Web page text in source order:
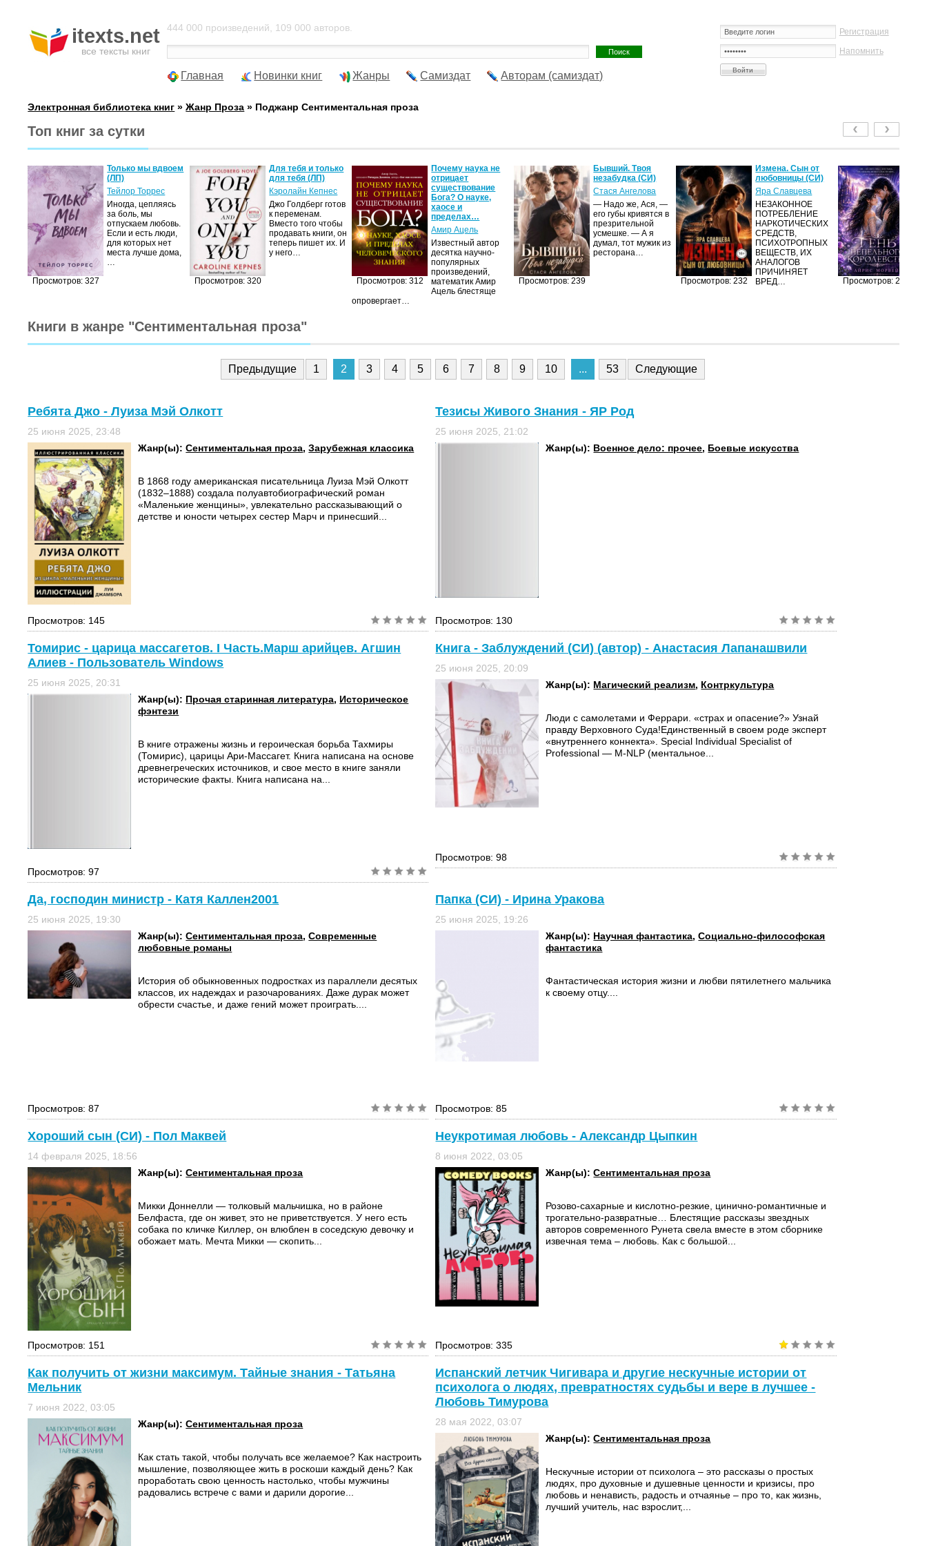
itexts.net
все тексты книг
Регистрация
Напомнить
444 000 произведений, 109 000 авторов.
Главная Новинки книг Жанры Самиздат Авторам (самиздат)
Электронная библиотека книг »Жанр Проза » Поджанр Сентиментальная проза
Топ книг за сутки
Просмотров: 327
Только мы вдвоем
(ЛП)
Тейлор Торрес
Иногда, цепляясь
за боль, мы
отпускаем любовь.
Если и есть люди,
для которых нет
места лучше дома,
…
Просмотров: 320
Для тебя и только
для тебя (ЛП)
Кэролайн Кепнес
Джо Голдберг готов
к переменам.
Вместо того чтобы
продавать книги, он
теперь пишет их. И
у него…
Просмотров: 312
Почему наука не
отрицает
существование
Бога? О науке,
хаосе и
пределах…
Амир Ацель
Известный автор
десятка научно-
популярных
произведений,
математик Амир
Ацель блестяще
опровергает…
Просмотров: 239
Бывший. Твоя
незабудка (СИ)
Стася Ангелова
— Надо же, Ася, —
его губы кривятся в
презрительной
усмешке. — А я
думал, тот мужик из
ресторана…
Просмотров: 232
Измена. Сын от
любовницы (СИ)
Яра Славцева
НЕЗАКОННОЕ
ПОТРЕБЛЕНИЕ
НАРКОТИЧЕСКИХ
СРЕДСТВ,
ПСИХОТРОПНЫХ
ВЕЩЕСТВ, ИХ
АНАЛОГОВ
ПРИЧИНЯЕТ
ВРЕД…
Просмотров: 205
Книги в жанре "Сентиментальная проза"
Предыдущие 1 2 3 4 5 6 7 8 9 10 ... 53 Следующие
Ребята Джо - Луиза Мэй Олкотт
25 июня 2025, 23:48
Жанр(ы):Сентиментальная проза,Зарубежная классика
В 1868 году американская писательница Луиза Мэй Олкотт
(1832–1888) создала полуавтобиографический роман
«Маленькие женщины», увлекательно рассказывающий о
детстве и юности четырех сестер Марч и принесший...
Просмотров: 145
Тезисы Живого Знания - ЯР Род
25 июня 2025, 21:02
Жанр(ы): Военное дело: прочее, Боевые искусства
Просмотров: 130
Томирис - царица массагетов. I Часть.Марш арийцев. Агшин
Алиев - Пользователь Windows
25 июня 2025, 20:31
Жанр(ы): Прочая старинная литература, Историческое
фэнтези
В книге отражены жизнь и героическая борьба Тахмиры
(Томирис), царицы Ари-Массагет. Книга написана на основе
древнегреческих источников, и свое место в книге заняли
исторические факты. Книга написана на...
Просмотров: 97
Книга - Заблуждений (СИ) (автор) - Анастасия Лапанашвили
25 июня 2025, 20:09
Жанр(ы): Магический реализм, Контркультура
Люди с самолетами и Феррари. «страх и опасение?» Узнай
правду Верховного Суда!Единственный в своем роде эксперт
«внутреннего коннекта». Special Individual Specialist of
Professional — М-NLP (ментальное...
Просмотров: 98
Да, господин министр - Катя Каллен2001
25 июня 2025, 19:30
Жанр(ы):Сентиментальная проза,Современные
любовные романы
История об обыкновенных подростках из параллели десятых
классов, их надеждах и разочарованиях. Даже дурак может
обрести счастье, и даже гений может проиграть....
Просмотров: 87
Папка (СИ) - Ирина Уракова
25 июня 2025, 19:26
Жанр(ы): Научная фантастика,Социально-философская
фантастика
Фантастическая история жизни и любви пятилетнего мальчика
к своему отцу....
Просмотров: 85
Хороший сын (СИ) - Пол Маквей
14 февраля 2025, 18:56
Жанр(ы):Сентиментальная проза
Микки Доннелли — толковый мальчишка, но в районе
Белфаста, где он живет, это не приветствуется. У него есть
собака по кличке Киллер, он влюблен в соседскую девочку и
обожает мать. Мечта Микки — скопить...
Просмотров: 151
Неукротимая любовь - Александр Цыпкин
8 июня 2022, 03:05
Жанр(ы):Сентиментальная проза
Розово-сахарные и кислотно-резкие, цинично-романтичные и
трогательно-развратные… Блестящие рассказы звездных
авторов современного Рунета свела вместе в этом сборнике
извечная тема – любовь. Как с большой...
Просмотров: 335
Как получить от жизни максимум. Тайные знания - Татьяна
Мельник
7 июня 2022, 03:05
Жанр(ы):Сентиментальная проза
Как стать такой, чтобы получать все желаемое? Как настроить
мышление, позволяющее жить в роскоши каждый день? Как
проработать свою ценность настолько, чтобы мужчины
радовались встрече с вами и дарили дорогие...
Испанский летчик Чигивара и другие нескучные истории от
психолога о людях, превратностях судьбы и вере в лучшее -
Любовь Тимурова
28 мая 2022, 03:07
Жанр(ы):Сентиментальная проза
Нескучные истории от психолога – это рассказы о простых
людях, про духовные и душевные ценности и кризисы, про
любовь и ненависть, радость и отчаянье – про то, как жизнь,
лучший учитель, нас взрослит,...